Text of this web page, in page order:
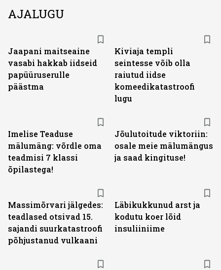
AJALUGU
Jaapani maitseaine
vasabi hakkab iidseid
papüüruserulle
päästma
Kiviaja templi
seintesse võib olla
raiutud iidse
komeedikatastroofi
lugu
Imelise Teaduse
mälumäng: võrdle oma
teadmisi 7 klassi
õpilastega!
Jõulutoitude viktoriin:
osale meie mälumängus
ja saad kingituse!
Massimõrvari jälgedes:
teadlased otsivad 15.
sajandi suurkatastroofi
põhjustanud vulkaani
Läbikukkunud arst ja
kodutu koer lõid
insuliiniime